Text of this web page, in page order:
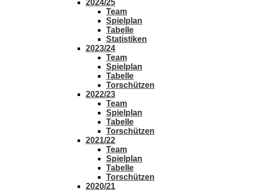
2024/25
Team
Spielplan
Tabelle
Statistiken
2023/24
Team
Spielplan
Tabelle
Torschützen
2022/23
Team
Spielplan
Tabelle
Torschützen
2021/22
Team
Spielplan
Tabelle
Torschützen
2020/21